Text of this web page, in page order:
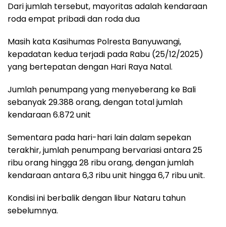
Dari jumlah tersebut, mayoritas adalah kendaraan
roda empat pribadi dan roda dua
Masih kata Kasihumas Polresta Banyuwangi,
kepadatan kedua terjadi pada Rabu (25/12/2025)
yang bertepatan dengan Hari Raya Natal.
Jumlah penumpang yang menyeberang ke Bali
sebanyak 29.388 orang, dengan total jumlah
kendaraan 6.872 unit
Sementara pada hari-hari lain dalam sepekan
terakhir, jumlah penumpang bervariasi antara 25
ribu orang hingga 28 ribu orang, dengan jumlah
kendaraan antara 6,3 ribu unit hingga 6,7 ribu unit.
Kondisi ini berbalik dengan libur Nataru tahun
sebelumnya.